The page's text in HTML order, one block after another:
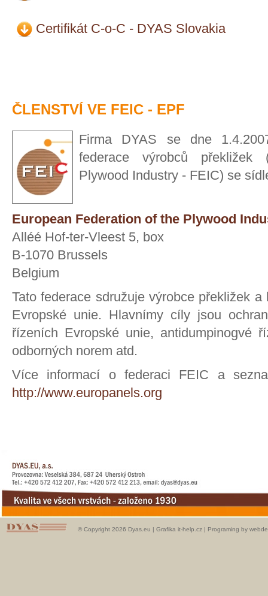
Certifikát C-o-C - DYAS Slovakia
ČLENSTVÍ VE FEIC - EPF
Firma DYAS se dne
federace výrobců překližek
Plywood Industry - FEIC) se
European Federation of the Plywood
Alléé Hof-ter-Vleest 5, box
B-1070 Brussels
Belgium
Tato federace sdružuje výrobce překližek
Evropské unie. Hlavnímy cíly jsou
řízeních Evropské unie, antidumpinogvé
odborných norem atd.
Více informací o federaci FEIC a
http://www.europanels.org
© Copyright 2026 Dyas.eu | Grafika it-help.cz | Programing by